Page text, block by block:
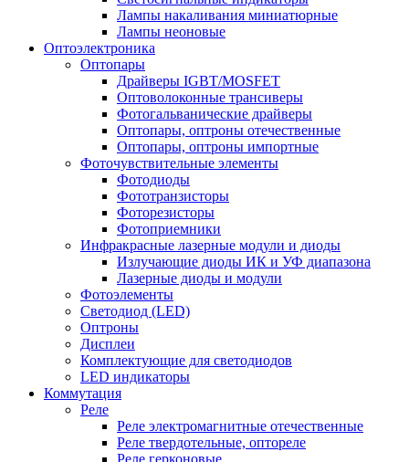
Лампы накаливания миниатюрные
Лампы неоновые
Оптоэлектроника
Оптопары
Драйверы IGBT/MOSFET
Оптоволоконные трансиверы
Фотогальванические драйверы
Оптопары, оптроны отечественные
Оптопары, оптроны импортные
Фоточувствительные элементы
Фотодиоды
Фототранзисторы
Фоторезисторы
Фотоприемники
Инфракрасные лазерные модули и диоды
Излучающие диоды ИК и УФ диапазона
Лазерные диоды и модули
Фотоэлементы
Светодиод (LED)
Оптроны
Дисплеи
Комплектующие для светодиодов
LED индикаторы
Коммутация
Реле
Реле электромагнитные отечественные
Реле твердотельные, оптореле
Реле герконовые